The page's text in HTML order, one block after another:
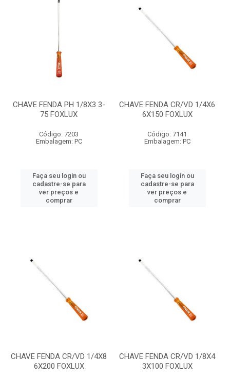
CHAVE FENDA PH 1/8X3 3-
75 FOXLUX
Código: 7203
Embalagem: PC
Faça seu login ou
cadastre-se para
ver preços e
comprar
CHAVE FENDA CR/VD 1/4X6
6X150 FOXLUX
Código: 7141
Embalagem: PC
Faça seu login ou
cadastre-se para
ver preços e
comprar
CHAVE FENDA CR/VD 1/4X8
6X200 FOXLUX
CHAVE FENDA CR/VD 1/8X4
3X100 FOXLUX